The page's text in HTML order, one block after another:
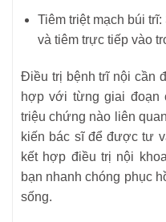
Tiêm triệt mạch búi
và tiêm trực tiếp vào
Điều trị bệnh trĩ nội cần
hợp với từng giai đoạn
triệu chứng nào liên
kiến bác sĩ để được tư
kết hợp điều trị nội
bạn nhanh chóng phục
sống.